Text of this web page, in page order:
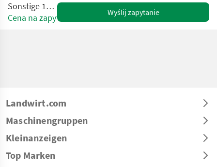
Sonstige 1570
Cena na zapytanie
Wyślij zapytanie
Landwirt.com
Maschinengruppen
Kleinanzeigen
Top Marken